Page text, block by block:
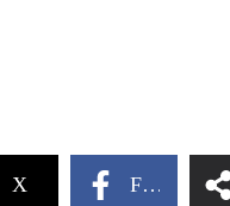
X Facebook